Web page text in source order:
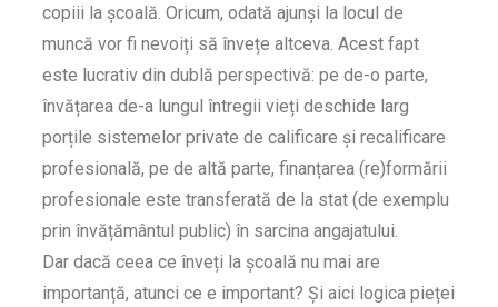
copiii la școală. Oricum, odată ajunși la locul de
muncă vor fi nevoiți să învețe altceva. Acest fapt
este lucrativ din dublă perspectivă: pe de-o parte,
învățarea de-a lungul întregii vieți deschide larg
porțile sistemelor private de calificare și recalificare
profesională, pe de altă parte, finanțarea (re)formării
profesionale este transferată de la stat (de exemplu
prin învățământul public) în sarcina angajatului.
Dar dacă ceea ce înveți la școală nu mai are
importanță, atunci ce e important? Și aici logica pieței